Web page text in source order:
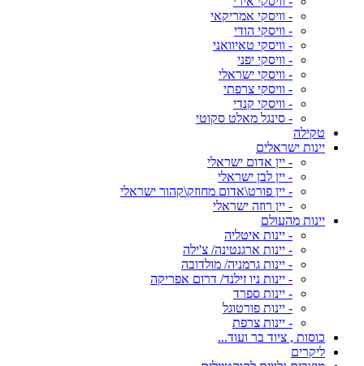
- וויסקי אמריקאי
- וויסקי הודי
- וויסקי טאיוואני
- וויסקי יפני
- וויסקי ישראלי
- וויסקי צרפתי
- וויסקי קנדי
- סינגל מאלט סקוטי
טקילה
יינות ישראלים
- יין אדום ישראלי
- יין לבן ישראלי
- יין פורט\אדום מחוזק\קהור ישראלי
- יין רוזה ישראלי
יינות מהעולם
- יינות איטליה
- יינות ארגנטינה/ צ'ילה
- יינות גרמניה/ מולדובה
- יינות ניו זילנד/ דרום אפריקה
- יינות ספרד
- יינות פורטוגל
- יינות צרפת
כוסות , ציוד בר ועוד...
ליקרים